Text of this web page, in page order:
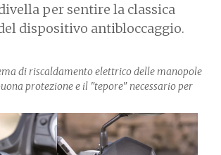
per sentire la classica
dispositivo antibloccaggio.
di riscaldamento elettrico delle manopole
protezione e il "tepore" necessario per